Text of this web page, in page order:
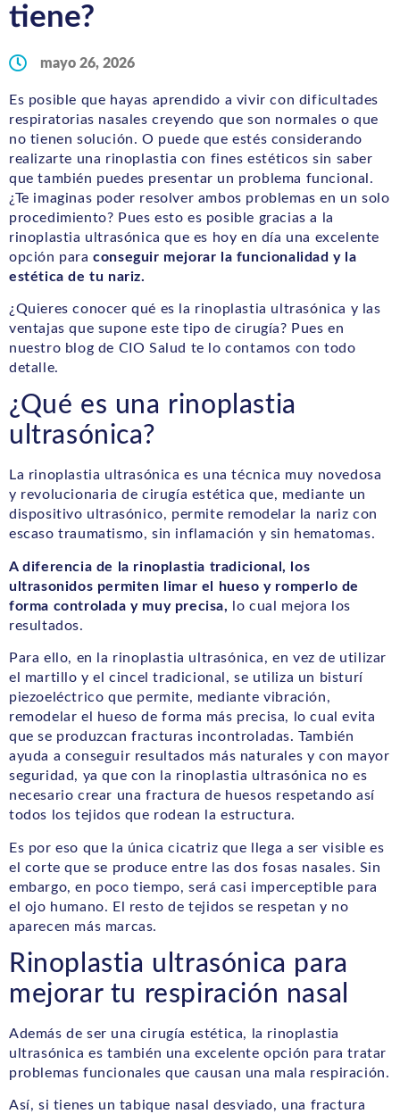
tiene?
mayo 26, 2026
Es posible que hayas aprendido a vivir con dificultades
respiratorias nasales creyendo que son normales o que
no tienen solución. O puede que estés considerando
realizarte una rinoplastia con fines estéticos sin saber
que también puedes presentar un problema funcional.
¿Te imaginas poder resolver ambos problemas en un solo
procedimiento? Pues esto es posible gracias a la
rinoplastia ultrasónica que es hoy en día una excelente
opción paraconseguir mejorar la funcionalidad y la
estética de tu nariz.
¿Quieres conocer qué es la rinoplastia ultrasónica y las
ventajas que supone este tipo de cirugía? Pues en
nuestro blog de CIO Salud te lo contamos con todo
detalle.
¿Qué es una rinoplastia
ultrasónica?
La rinoplastia ultrasónica es una técnica muy novedosa
y revolucionaria de cirugía estética que, mediante un
dispositivo ultrasónico, permite remodelar la nariz con
escaso traumatismo, sin inflamación y sin hematomas.
A diferencia de la rinoplastia tradicional, los
ultrasonidos permiten limar el hueso y romperlo de
forma controlada y muy precisa,
lo cual mejora los
resultados.
Para ello, en la rinoplastia ultrasónica, en vez de utilizar
el martillo y el cincel tradicional, se utiliza un bisturí
piezoeléctrico que permite, mediante vibración,
remodelar el hueso de forma más precisa, lo cual evita
que se produzcan fracturas incontroladas. También
ayuda a conseguir resultados más naturales y con mayor
seguridad, ya que con la rinoplastia ultrasónica no es
necesario crear una fractura de huesos respetando así
todos los tejidos que rodean la estructura.
Es por eso que la única cicatriz que llega a ser visible es
el corte que se produce entre las dos fosas nasales. Sin
embargo, en poco tiempo, será casi imperceptible para
el ojo humano. El resto de tejidos se respetan y no
aparecen más marcas.
Rinoplastia ultrasónica para
mejorar tu respiración nasal
Además de ser una cirugía estética, la rinoplastia
ultrasónica es también una excelente opción para tratar
problemas funcionales que causan una mala respiración.
Así, si tienes un tabique nasal desviado, una fractura